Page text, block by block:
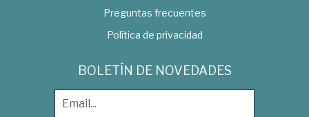
Preguntas frecuentes
Política de privacidad
BOLETÍN DE NOVEDADES